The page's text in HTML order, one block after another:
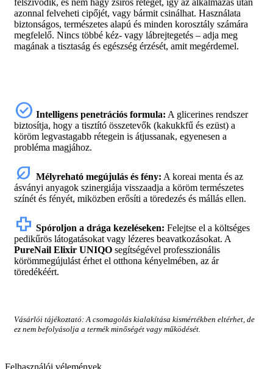
azonnal felveheti cipőjét, vagy bármit csinálhat. Használata
biztonságos, természetes alapú és minden korosztály számára
megfelelő. Nincs többé kéz- vagy lábrejtegetés – adja meg
magának a tisztaság és egészség érzését, amit megérdemel.
check_circle Intelligens penetrációs formula: A glicerines rendszer
biztosítja, hogy a tisztító összetevők (kakukkfű és ezüst) a
köröm legvastagabb rétegein is átjussanak, egyenesen a
probléma magjához.
nest_eco_leaf Mélyreható megújulás és fény: A koreai menta és az
ásványi anyagok szinergiája visszaadja a köröm természetes
színét és fényét, miközben erősíti a töredezés és mállás ellen.
health_cross Spóroljon a drága kezeléseken: Felejtse el a költséges
pedikűrös látogatásokat vagy lézeres beavatkozásokat. A
PureNail Elixir UNIQO segítségével professzionális
körömmegújulást érhet el otthona kényelmében, az ár
töredékéért.
Vásárlói tájékoztató: A csomagolás kialakítása kismértékben eltérhet, de
ez nem befolyásolja a termék minőségét vagy működését.
Felhasználói vélemények